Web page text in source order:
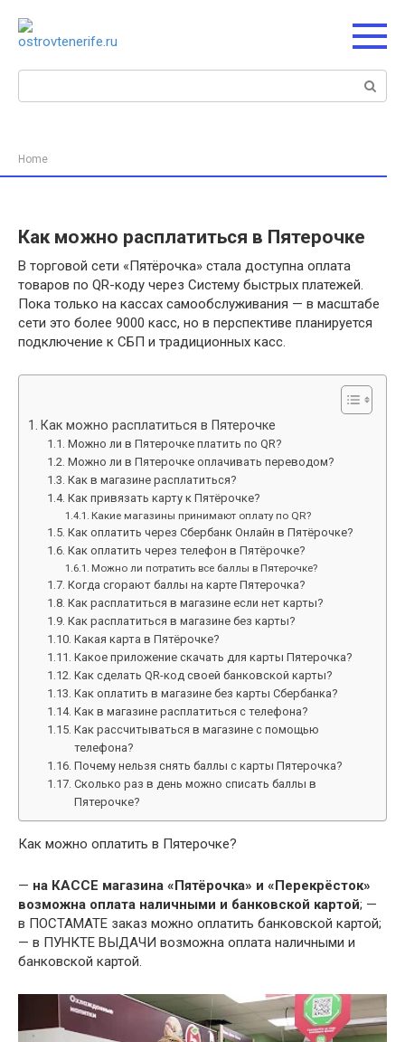
контенту
Поиск:
Home
Как можно расплатиться в Пятерочке
В торговой сети «Пятёрочка» стала доступна оплата
товаров по QR-коду через Систему быстрых платежей.
Пока только на кассах самообслуживания — в масштабе
сети это более 9000 касс, но в перспективе планируется
подключение к СБП и традиционных касс.
Как можно расплатиться в Пятерочке
Можно ли в Пятерочке платить по QR?
Можно ли в Пятерочке оплачивать переводом?
Как в магазине расплатиться?
Как привязать карту к Пятёрочке?
Какие магазины принимают оплату по QR?
Как оплатить через Сбербанк Онлайн в Пятёрочке?
Как оплатить через телефон в Пятёрочке?
Можно ли потратить все баллы в Пятерочке?
Когда сгорают баллы на карте Пятерочка?
Как расплатиться в магазине если нет карты?
Как расплатиться в магазине без карты?
Какая карта в Пятёрочке?
Какое приложение скачать для карты Пятерочка?
Как сделать QR-код своей банковской карты?
Как оплатить в магазине без карты Сбербанка?
Как в магазине расплатиться с телефона?
Как рассчитываться в магазине с помощью
телефона?
Почему нельзя снять баллы с карты Пятерочка?
Сколько раз в день можно списать баллы в
Пятерочке?
Как можно оплатить в Пятерочке?
— на КАССЕ магазина «Пятёрочка» и «Перекрёсток»
возможна оплата наличными и банковской картой; —
в ПОСТАМАТЕ заказ можно оплатить банковской картой;
— в ПУНКТЕ ВЫДАЧИ возможна оплата наличными и
банковской картой.